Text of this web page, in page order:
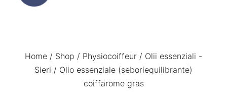
Home / Shop / Physiocoiffeur / Olii essenziali -
Sieri / Olio essenziale (seboriequilibrante)
coiffarome gras